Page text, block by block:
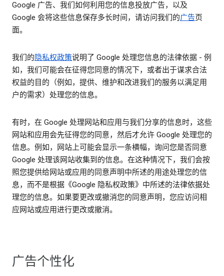
Google 广告、我们如何利用您的信息投放广告，以及
Google 会将这些信息保存多长时间，请访问我们的广告页
面。
我们的隐私权政策说明了 Google 处理您信息的法律依据 - 例
如，我们可能会在征得您同意的情况下，或者出于谋求合法
权益的目的（例如，提供、维护和改进我们的服务以满足用
户的需求）处理您的信息。
有时，在 Google 处理网站和应用与我们分享的信息时，这些
网站和应用会先征得您的同意，然后才允许 Google 处理您的
信息。例如，网站上可能会显示一条横幅，询问您是否同意
Google 处理该网站收集到的信息。在这种情况下，我们会按
照您提供给网站或应用的同意声明中所述的用途处理您的信
息，而不是根据《Google 隐私权政策》中所述的法律依据处
理您的信息。如果要更改或撤消您的同意声明，您应访问相
应网站或应用进行更改或撤消。
广告个性化